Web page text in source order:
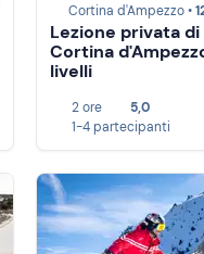
Cortina d'Ampezzo •
Lezione privata
Cortina
livelli
2 ore
5,0
1-4 partecipanti